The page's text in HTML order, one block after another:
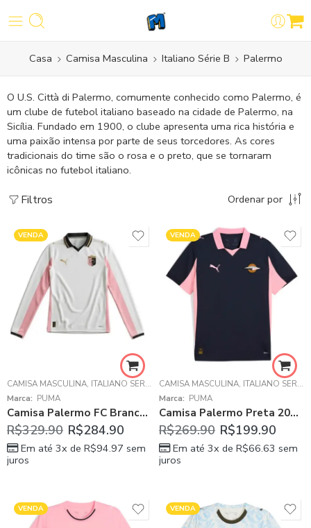
Casa Camisa Masculina Italiano Série B Palermo
O U.S. Città di Palermo, comumente conhecido como Palermo, é
um clube de futebol italiano baseado na cidade de Palermo, na
Sicília. Fundado em 1900, o clube apresenta uma rica história e
uma paixão intensa por parte de seus torcedores. As cores
tradicionais do time são o rosa e o preto, que se tornaram
icônicas no futebol italiano.
Filtros Ordenar por
VENDA
CAMISA MASCULINA, ITALIANO SÉRIE B ,PALERMO
Marca: PUMA
Camisa Palermo FC Branca/Rosa 125 Anos 2025/26 Aniversário Manga Longa
R$329.90 R$284.90
Em até 3x de R$94.97 sem
juros
VENDA
CAMISA MASCULINA, ITALIANO SÉRIE B
Marca: PUMA
Camisa Palermo Preta 2025/26 Away Masculina
R$269.90 R$199.90
Em até 3x de R$66.63 sem
juros
VENDA VENDA